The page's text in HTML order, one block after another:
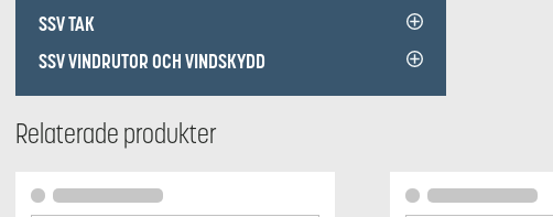
SSV TAK
SSV VINDRUTOR OCH VINDSKYDD
Relaterade produkter